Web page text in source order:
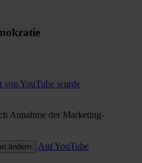
von YouTube wurde
Annahme der Marketing-
ändern
Auf YouTube